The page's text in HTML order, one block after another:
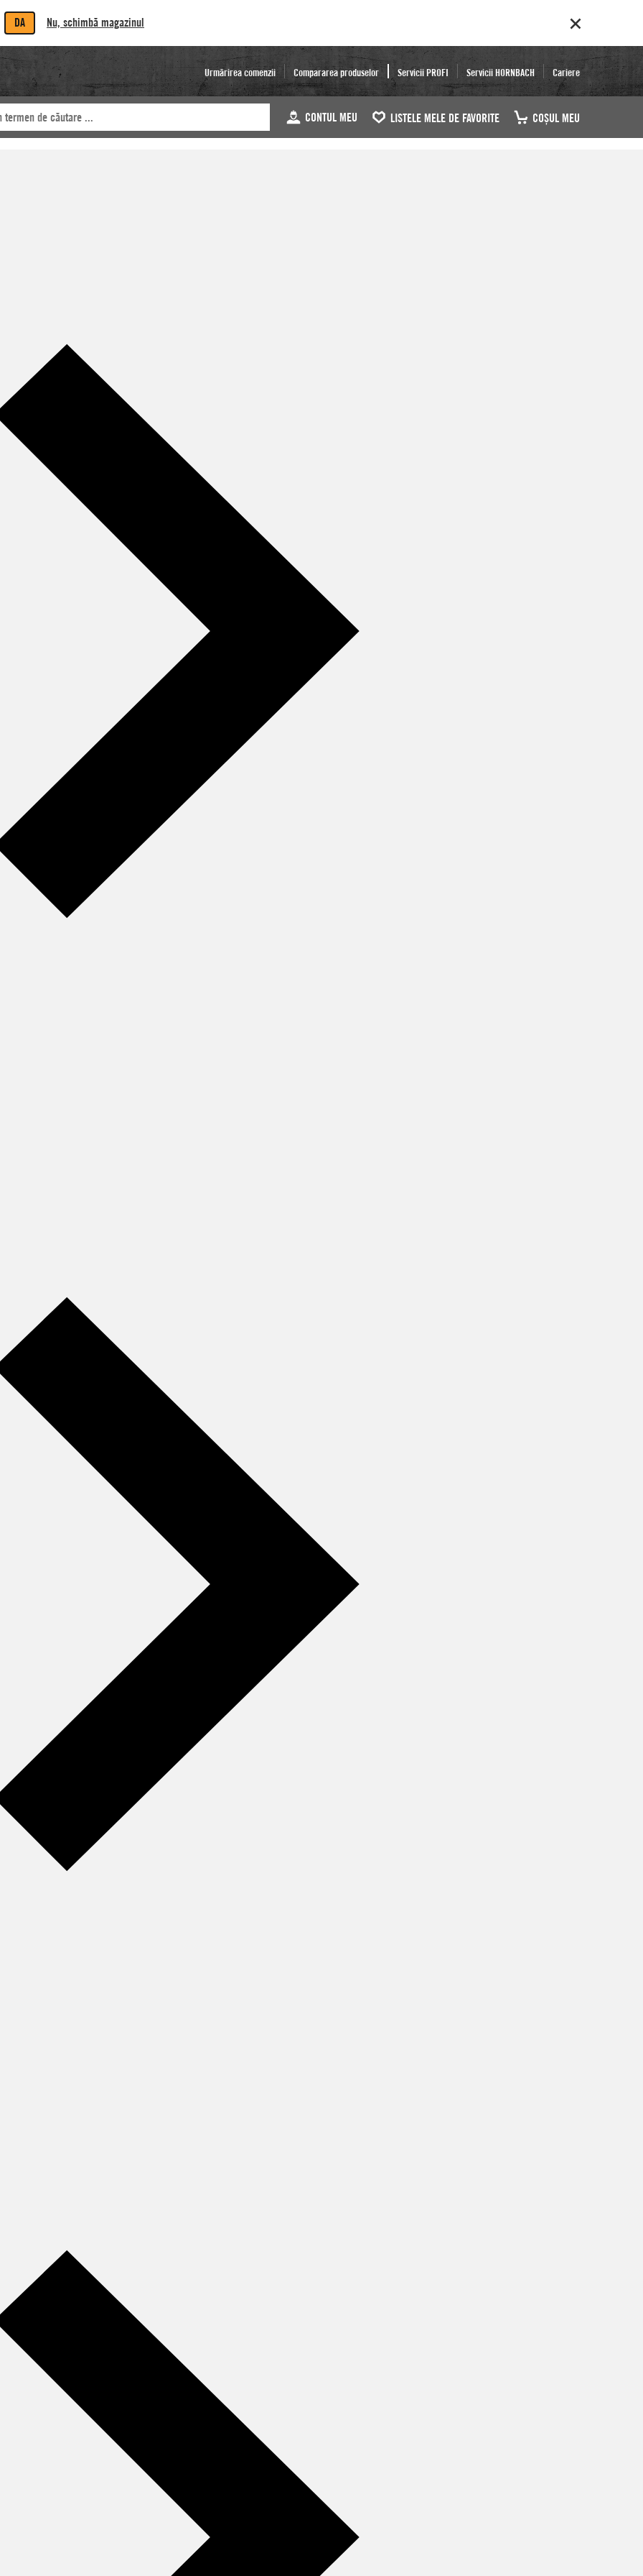
DA Nu, schimbă magazinul
Urmărirea comenzii Compararea produselor Servicii PROFI Servicii HORNBACH Cariere
CONTUL MEU LISTELE MELE DE FAVORITE COŞUL MEU